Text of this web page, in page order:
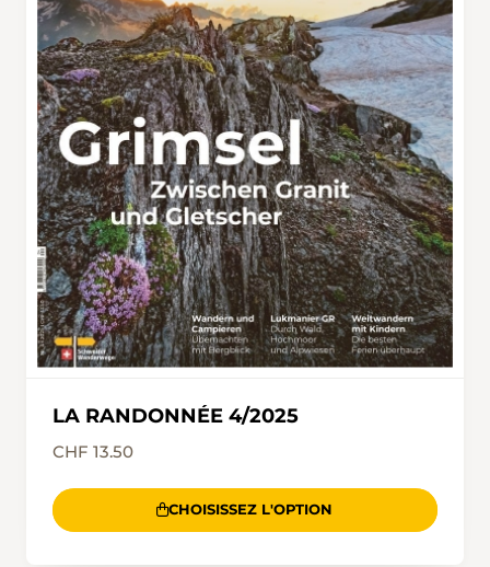
LA RANDONNÉE 4/2025
CHF 13.50
CHOISISSEZ L'OPTION